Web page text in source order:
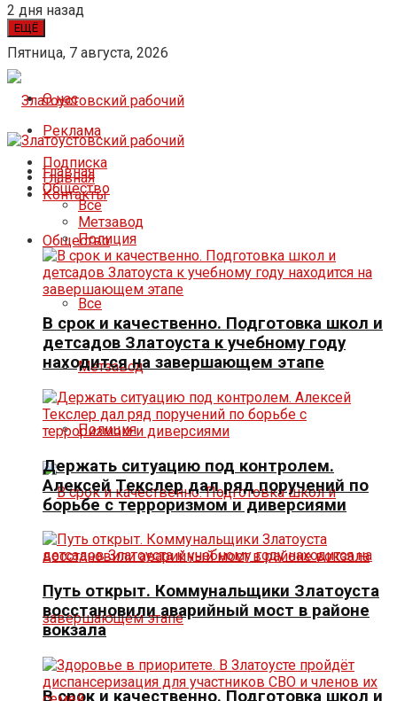
2 дня назад
ЕЩЁ
Пятница, 7 августа, 2026
О нас
Реклама
Подписка
Контакты
Главная
Общество
Все
Метзавод
Полиция
В срок и качественно. Подготовка школ и
Главная
Общество
Все
Метзавод
Полиция
В срок и качественно. Подготовка школ и
детсадов Златоуста к учебному году
находится на завершающем этапе
Держать ситуацию под контролем.
Алексей Текслер дал ряд поручений по
борьбе с терроризмом и диверсиями
Путь открыт. Коммунальщики Златоуста
восстановили аварийный мост в районе
вокзала